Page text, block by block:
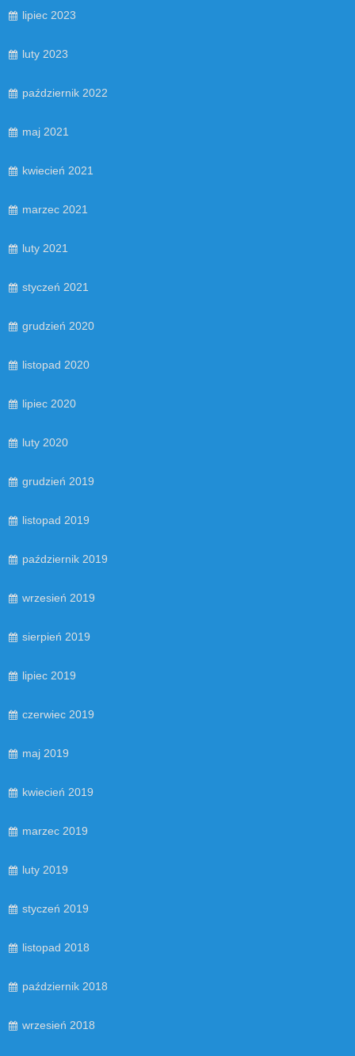
lipiec 2023
luty 2023
październik 2022
maj 2021
kwiecień 2021
marzec 2021
luty 2021
styczeń 2021
grudzień 2020
listopad 2020
lipiec 2020
luty 2020
grudzień 2019
listopad 2019
październik 2019
wrzesień 2019
sierpień 2019
lipiec 2019
czerwiec 2019
maj 2019
kwiecień 2019
marzec 2019
luty 2019
styczeń 2019
listopad 2018
październik 2018
wrzesień 2018